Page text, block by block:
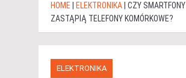
HOME ELEKTRONIKA CZY SMARTFONY
ZASTĄPIĄ TELEFONY KOMÓRKOWE?
ELEKTRONIKA